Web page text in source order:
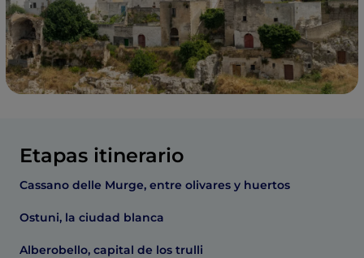
Etapas itinerario
Cassano delle Murge, entre olivares y huertos
Ostuni, la ciudad blanca
Alberobello, capital de los trulli